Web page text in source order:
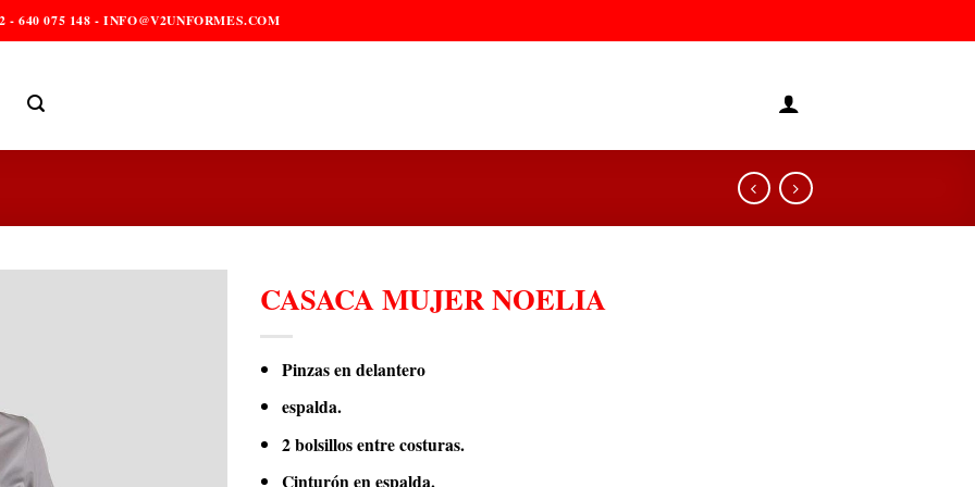
640 075 148 - INFO@V2UNFORMES.COM
CASACA MUJER NOELIA
Pinzas en delantero
espalda.
2 bolsillos entre costuras.
Cinturón en espalda.